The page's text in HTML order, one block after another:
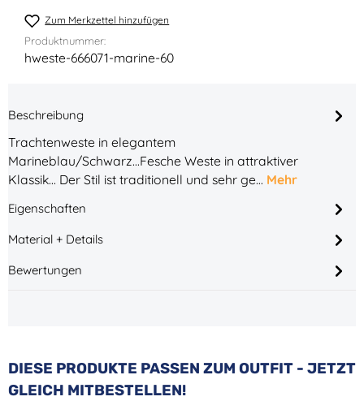
Zum Merkzettel hinzufügen
Produktnummer:
hweste-666071-marine-60
Beschreibung
Trachtenweste in elegantem
Marineblau/Schwarz...Fesche Weste in attraktiver
Klassik... Der Stil ist traditionell und sehr ge… Mehr
Eigenschaften
Material + Details
Bewertungen
Produktgalerie überspringen
DIESE PRODUKTE PASSEN ZUM OUTFIT - JETZT
GLEICH MITBESTELLEN!